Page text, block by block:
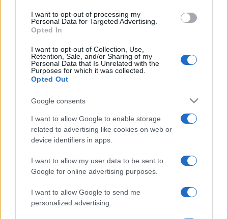
I want to opt-out of processing my
Personal Data for Targeted Advertising.
Opted In
I want to opt-out of Collection, Use,
Retention, Sale, and/or Sharing of my
Personal Data that Is Unrelated with the
Purposes for which it was collected.
Opted Out
Google consents
I want to allow Google to enable storage
related to advertising like cookies on web or
device identifiers in apps.
I want to allow my user data to be sent to
Google for online advertising purposes.
I want to allow Google to send me
personalized advertising.
egyik legnagyobb zárt sportlétesítménye, a Papp László
Budapest Sportaréna is az ő nevét viseli.
EZEN A NAPON TÖRTÉNT
Augusztus 16-án történt
András háromszoros olimpiai bajnok öttusázó (1938-ban) és
Egerszegi Krisztina ötszörös olimpiai bajnok úszó (1974-ben,
EGYÉB
Tárgyaláson döntenek Aretha Franklin